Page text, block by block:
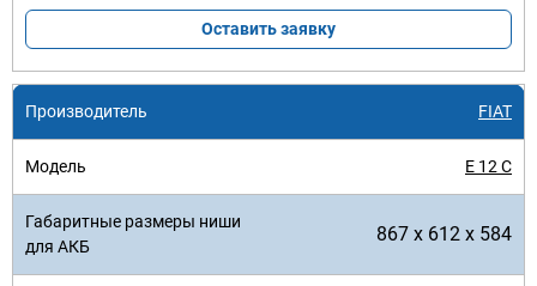
Оставить заявку
FIAT
E 12 C
867 x 612 x 584